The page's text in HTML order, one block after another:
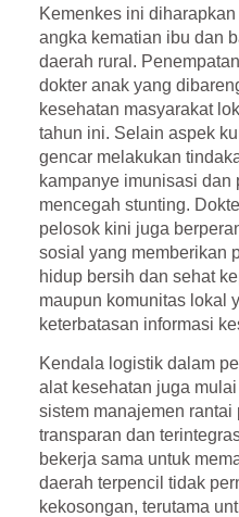
Kemenkes ini
angka kematian ibu dan
daerah rural.
dokter anak yang
kesehatan masyarakat
tahun ini. Selain aspek
gencar melakukan
kampanye imunisasi dan
mencegah stunting.
pelosok kini juga
sosial yang memberikan
hidup bersih dan sehat
maupun komunitas lokal
keterbatasan informasi
Kendala logistik dalam
alat kesehatan juga
sistem manajemen rantai
transparan dan
bekerja sama untuk
daerah terpencil tidak
kekosongan, terutama